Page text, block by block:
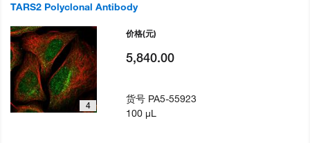
TARS2 Polyclonal Antibody
4
价格(元)
5,840.00
货号 PA5-55923
100 µL